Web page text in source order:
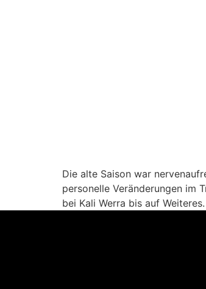
Die alte Saison war
personelle Veränderungen im
bei Kali Werra bis auf